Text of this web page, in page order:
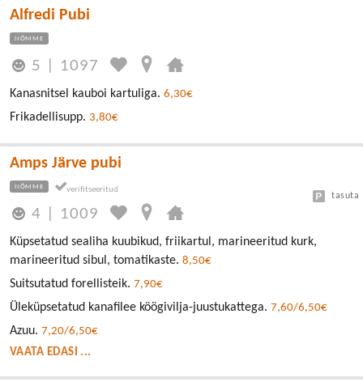
Alfredi Pubi
NÕMME
5 1097
Kanasnitsel kauboi kartuliga. 6,30€
Frikadellisupp. 3,80€
Amps Järve pubi
NÕMME
4 1009
tasuta
Küpsetatud sealiha kuubikud, friikartul, marineeritud kurk,
marineeritud sibul, tomatikaste. 8,50€
Suitsutatud forellisteik. 7,90€
Üleküpsetatud kanafilee köögivilja-juustukattega. 7,60/6,50€
Azuu. 7,20/6,50€
VAATA EDASI ...